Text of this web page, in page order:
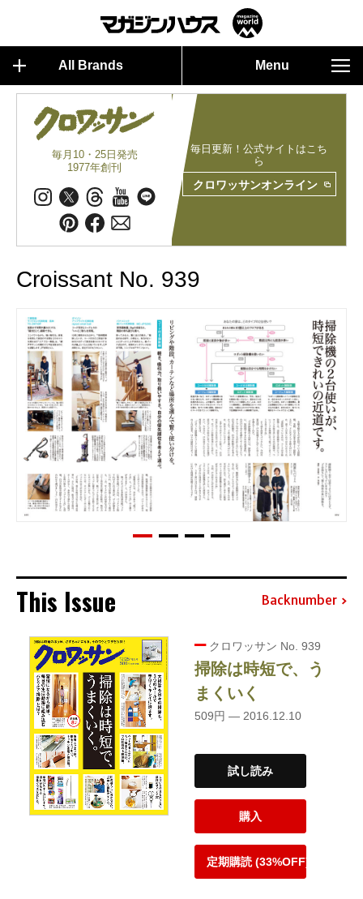
All Brands Menu
毎月10・25日発売
1977年創刊
毎日更新！公式サイトはこち
ら
クロワッサンオンライン
Croissant No. 939
This Issue Backnumber
クロワッサン No. 939
掃除は時短で、う
まくいく
509円 — 2016.12.10
試し読み
購入
定期購読 (33%OFF)